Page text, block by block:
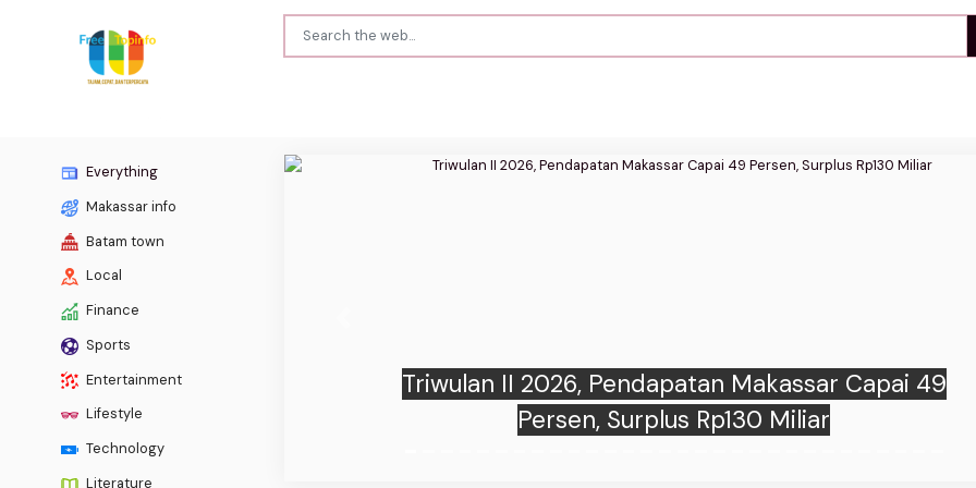
Everything
Makassar info
Batam town
Local
Finance
Sports
Entertainment
Lifestyle
Technology
Literature
Pemkot Makassar Kejar Realisasi Proyek PSEL
Usai Disindir Menko Terkait Masalah Sampah